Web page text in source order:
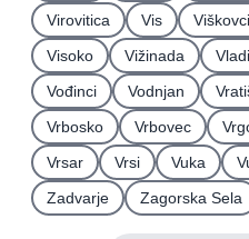
Virovitica
Vis Viškovci
Visoko
Vižinada
Vođinci
Vodnjan
Vrbosko
Vrbovec
Vrsar
Vrsi Vuka
Zadvarje
Zagorska Sela